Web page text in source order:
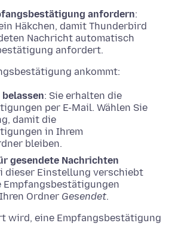
anfordern:
Häkchen, damit Thunderbird
Nachricht automatisch
anfordert.
ankommt:
: Sie erhalten die
per E-Mail. Wählen Sie
damit die
in Ihrem
bleiben.
gesendete Nachrichten
dieser Einstellung verschiebt
Empfangsbestätigungen
Ordner Gesendet.
wird, eine Empfangsbestätigung